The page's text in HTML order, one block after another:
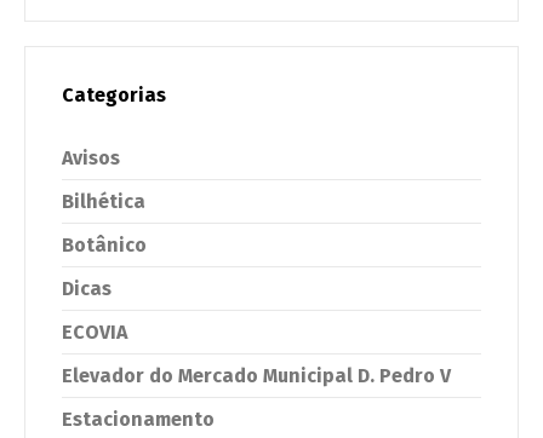
Categorias
Avisos
Bilhética
Botânico
Dicas
ECOVIA
Elevador do Mercado Municipal D. Pedro V
Estacionamento